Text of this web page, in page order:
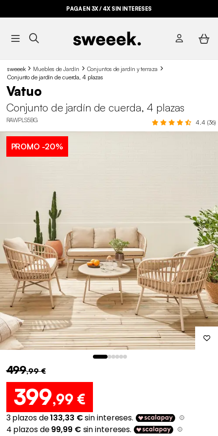
PAGA EN 3X / 4X SIN INTERESES
sweeek Muebles de Jardín
Conjuntos de jardín y terraza
Conjunto de jardín de cuerda, 4 plazas
Vatuo
Conjunto de jardín de cuerda, 4 plazas
RAWPLS5BG 4.4 (36)
PROMO -20%
499,99 €
399,99 €